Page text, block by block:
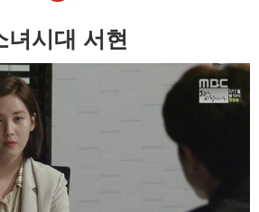
녀시대 서현